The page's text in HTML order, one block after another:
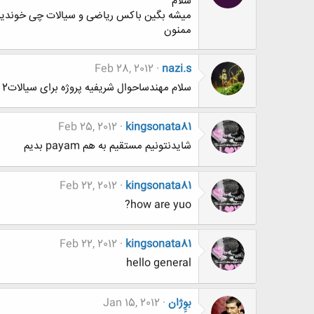
میشه بگین باکس ریاضی و سیالات چی
ممنون
nazi.s
Feb 28, 2012
سلام مهندساحوال شریفیه پروژه برای سیالات2 دارم،راهنمایی میخواستم....
kingsonata81
Feb 25, 2012
شایدنتونیم مستقیم به هم payam بدیم
kingsonata81
Feb 22, 2012
how are yuo?
kingsonata81
Feb 22, 2012
hello general
بوِِژان Jan 15, 2012